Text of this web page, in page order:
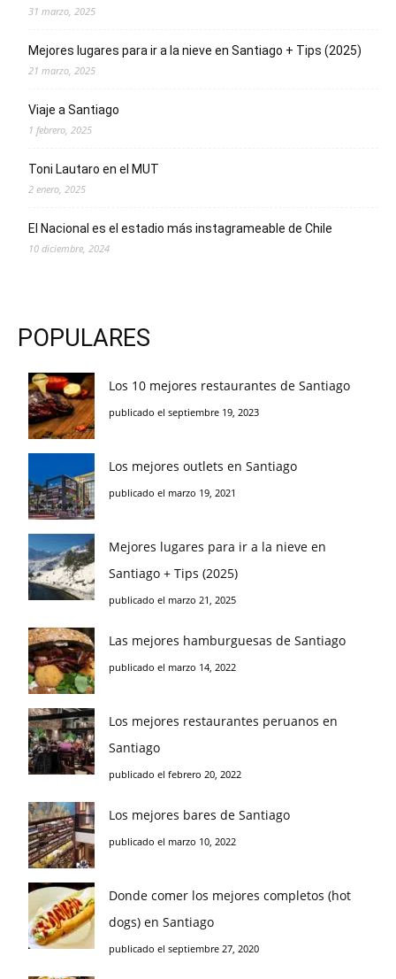
31 marzo, 2025
Mejores lugares para ir a la nieve en Santiago + Tips (2025)
21 marzo, 2025
Viaje a Santiago
1 febrero, 2025
Toni Lautaro en el MUT
2 enero, 2025
El Nacional es el estadio más instagrameable de Chile
10 diciembre, 2024
POPULARES
Los 10 mejores restaurantes de Santiago
publicado el septiembre 19, 2023
Los mejores outlets en Santiago
publicado el marzo 19, 2021
Mejores lugares para ir a la nieve en
Santiago + Tips (2025)
publicado el marzo 21, 2025
Las mejores hamburguesas de Santiago
publicado el marzo 14, 2022
Los mejores restaurantes peruanos en
Santiago
publicado el febrero 20, 2022
Los mejores bares de Santiago
publicado el marzo 10, 2022
Donde comer los mejores completos (hot
dogs) en Santiago
publicado el septiembre 27, 2020